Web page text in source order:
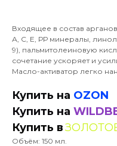
Входящее в состав
А, С, Е, РР минералы,
9), пальмитолеиновую
сочетание ускоряет и
Масло-активатор легко
Купить на OZON
Купить на
Купить в
Объём: 150 мл.